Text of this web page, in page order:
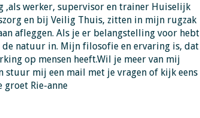
,als werker, supervisor en trainer Huiselijk
en bij Veilig Thuis, zitten in mijn rugzak
afleggen. Als je er belangstelling voor hebt
de natuur in. Mijn filosofie en ervaring is, dat
op mensen heeft.Wil je meer van mij
stuur mij een mail met je vragen of kijk eens
Rie-anne